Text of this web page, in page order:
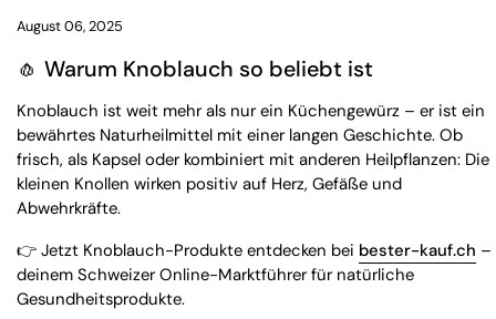
August 06, 2025
🧄 Warum Knoblauch so beliebt ist
Knoblauch ist weit mehr als nur ein Küchengewürz – er ist ein
bewährtes Naturheilmittel mit einer langen Geschichte. Ob
frisch, als Kapsel oder kombiniert mit anderen Heilpflanzen: Die
kleinen Knollen wirken positiv auf Herz, Gefäße und
Abwehrkräfte.
👉 Jetzt Knoblauch-Produkte entdecken bei bester-kauf.ch –
deinem Schweizer Online-Marktführer für natürliche
Gesundheitsprodukte.